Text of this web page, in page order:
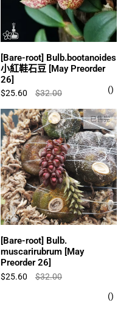
[Bare-root] Bulb.bootanoides
小紅鞋石豆 [May Preorder
26]
$25.60 $32.00
[Bare-root] Bulb.
muscarirubrum [May
Preorder 26]
$25.60 $32.00
已售完